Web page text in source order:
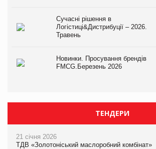
Сучасні рішення в
Логістиці&Дистрибуції – 2026.
Травень
Новинки. Просування брендів
FMCG.Березень 2026
ТЕНДЕРИ
21 січня 2026
ТДВ «Золотоніський маслоробний комбінат»